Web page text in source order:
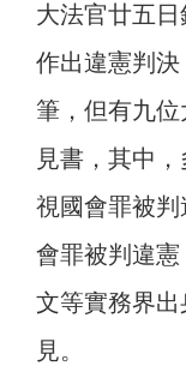
大法官廿五
作出違憲判
筆，但有九
見書，其中
視國會罪被
會罪被判違
文等實務界
見。